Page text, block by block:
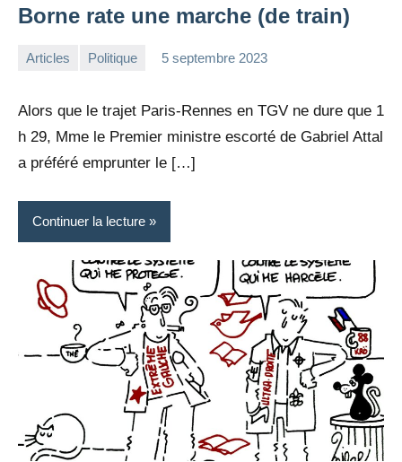
Borne rate une marche (de train)
Articles Politique 5 septembre 2023
Alors que le trajet Paris-Rennes en TGV ne dure que 1
h 29, Mme le Premier ministre escorté de Gabriel Attal
a préféré emprunter le […]
Continuer la lecture